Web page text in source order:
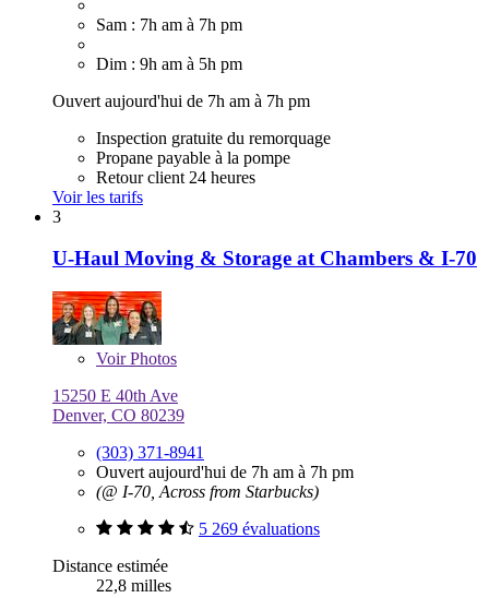
Sam : 7h am à 7h pm
Dim : 9h am à 5h pm
Ouvert aujourd'hui de 7h am à 7h pm
Inspection gratuite du remorquage
Propane payable à la pompe
Retour client 24 heures
Voir les tarifs
3
U-Haul Moving & Storage at Chambers & I-70
VoirPhotos
15250 E 40th Ave
Denver, CO 80239
(303) 371-8941
Ouvert aujourd'hui de 7h am à 7h pm
(@ I-70, Across from Starbucks)
5 269 évaluations
Distance estimée
22,8 milles